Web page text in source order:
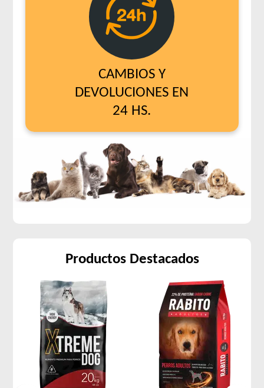
CAMBIOS Y
DEVOLUCIONES EN
24 HS.
Productos Destacados